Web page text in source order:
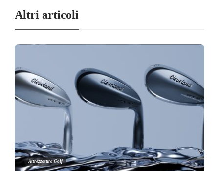
Altri articoli
Attrezzatura Golf